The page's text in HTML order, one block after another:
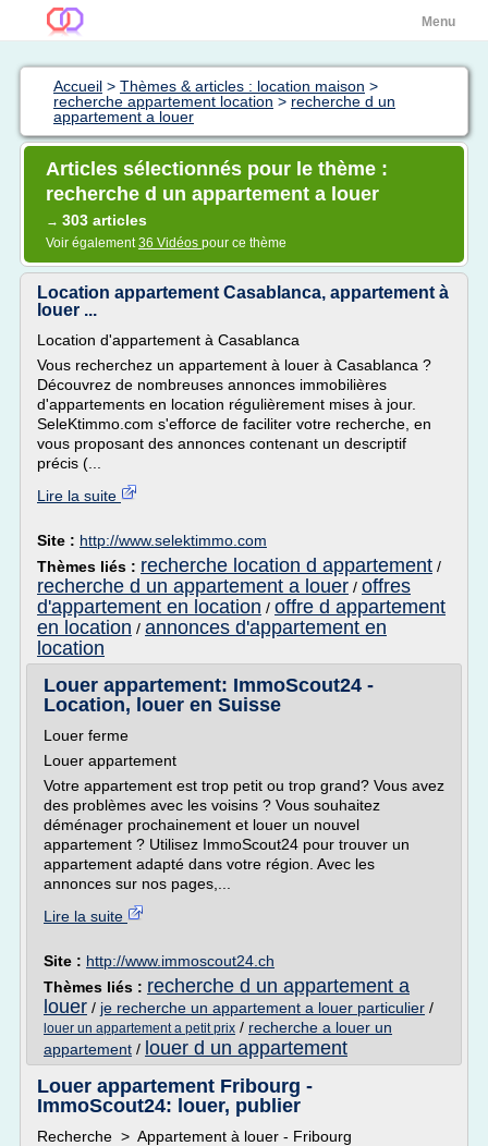
Menu
Accueil > Thèmes & articles : location maison >
recherche appartement location > recherche d un
appartement a louer
Articles sélectionnés pour le thème :
recherche d un appartement a louer
→ 303 articles
Voir également36 Vidéos pour ce thème
Location appartement Casablanca, appartement à
louer ...
Location d'appartement à Casablanca
Vous recherchez un appartement à louer à Casablanca ?
Découvrez de nombreuses annonces immobilières
d'appartements en location régulièrement mises à jour.
SeleKtimmo.com s'efforce de faciliter votre recherche, en
vous proposant des annonces contenant un descriptif
précis (...
Lire la suite
Site : http://www.selektimmo.com
Thèmes liés : recherche location d appartement /
recherche d un appartement a louer / offres
d'appartement en location / offre d appartement
en location / annonces d'appartement en
location
Louer appartement: ImmoScout24 -
Location, louer en Suisse
Louer ferme
Louer appartement
Votre appartement est trop petit ou trop grand? Vous avez
des problèmes avec les voisins ? Vous souhaitez
déménager prochainement et louer un nouvel
appartement ? Utilisez ImmoScout24 pour trouver un
appartement adapté dans votre région. Avec les
annonces sur nos pages,...
Lire la suite
Site : http://www.immoscout24.ch
Thèmes liés : recherche d un appartement a
louer / je recherche un appartement a louer particulier /
louer un appartement a petit prix / recherche a louer un
appartement / louer d un appartement
Louer appartement Fribourg -
ImmoScout24: louer, publier
Recherche > Appartement à louer - Fribourg